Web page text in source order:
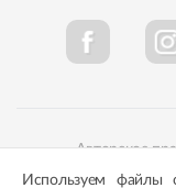
Авторское
Используем файлы